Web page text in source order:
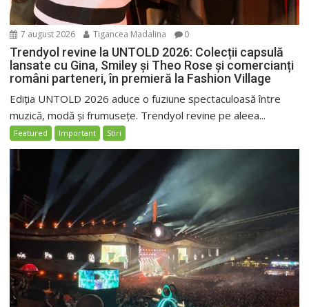
7 august 2026 Tigancea Madalina 0
Trendyol revine la UNTOLD 2026: Colecții capsulă
lansate cu Gina, Smiley și Theo Rose și comercianți
români parteneri, în premieră la Fashion Village
Ediția UNTOLD 2026 aduce o fuziune spectaculoasă între
muzică, modă și frumusețe. Trendyol revine pe aleea...
Featured Important Stiri